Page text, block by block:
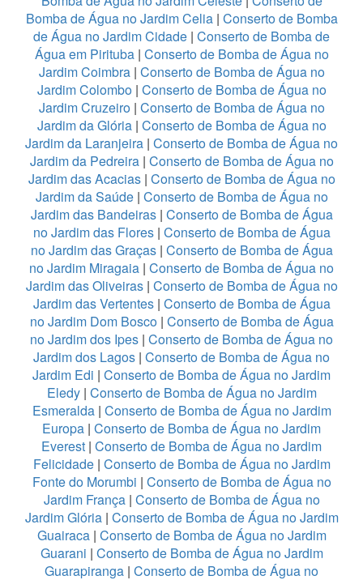
Bomba de Água no Jardim Celia| Conserto de Bomba
de Água no Jardim Cidade | Conserto de Bomba de
Água em Pirituba| Conserto de Bomba de Água no
Jardim Coimbra| Conserto de Bomba de Água no
Jardim Colombo| Conserto de Bomba de Água no
Jardim Cruzeiro| Conserto de Bomba de Água no
Jardim da Glória| Conserto de Bomba de Água no
Jardim da Laranjeira | Conserto de Bomba de Água no
Jardim da Pedreira| Conserto de Bomba de Água no
Jardim das Acacias| Conserto de Bomba de Água no
Jardim da Saúde| Conserto de Bomba de Água no
Jardim das Bandeiras| Conserto de Bomba de Água
no Jardim das Flores| Conserto de Bomba de Água
no Jardim das Graças| Conserto de Bomba de Água
no Jardim Miragaia | Conserto de Bomba de Água no
Jardim das Oliveiras| Conserto de Bomba de Água no
Jardim das Vertentes| Conserto de Bomba de Água
no Jardim Dom Bosco| Conserto de Bomba de Água
no Jardim dos Ipes | Conserto de Bomba de Água no
Jardim dos Lagos | Conserto de Bomba de Água no
Jardim Edi | Conserto de Bomba de Água no Jardim
Eledy| Conserto de Bomba de Água no Jardim
Esmeralda| Conserto de Bomba de Água no Jardim
Europa | Conserto de Bomba de Água no Jardim
Everest | Conserto de Bomba de Água no Jardim
Felicidade| Conserto de Bomba de Água no Jardim
Fonte do Morumbi | Conserto de Bomba de Água no
Jardim França| Conserto de Bomba de Água no
Jardim Glória| Conserto de Bomba de Água no Jardim
Guairaca| Conserto de Bomba de Água no Jardim
Guarani | Conserto de Bomba de Água no Jardim
Guarapiranga | Conserto de Bomba de Água no